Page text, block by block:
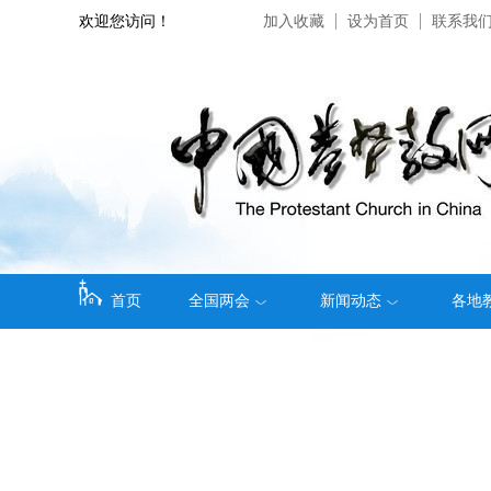
欢迎您访问！ 加入收藏 设为首页 联系我
首页 全国两会 新闻动态 各地